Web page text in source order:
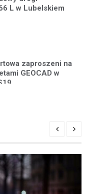
L w Lubelskiem
zaproszeni na
GEOCAD w